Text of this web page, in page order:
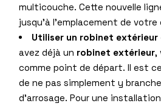
multicouche. Cette nouvelle
jusqu’à l’emplacement de votre
Utiliser un robinet
avez déjà un robinet extérieur,
comme point de départ. Il est
de ne pas simplement y
d’arrosage. Pour une